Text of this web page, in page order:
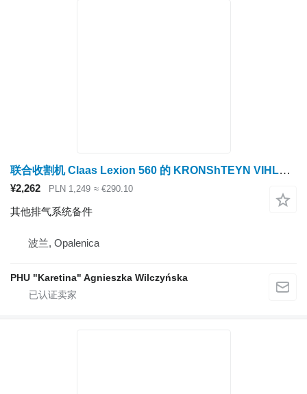
联合收割机 Claas Lexion 560 的 KRONShTEYN VIHLOPNOYi SISTEMI Claas Lexion 560 排气支架 0003501082 (Cat C9, 3126B 发动机; 排气系统)
¥2,262 PLN 1,249 ≈ €290.10
其他排气系统备件
波兰, Opalenica
PHU "Karetina" Agnieszka Wilczyńska